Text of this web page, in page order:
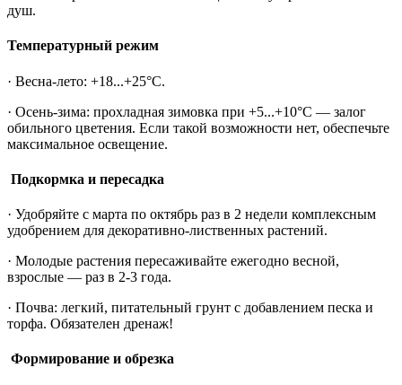
душ.
Температурный режим
· Весна-лето: +18...+25°C.
· Осень-зима: прохладная зимовка при +5...+10°C — залог
обильного цветения. Если такой возможности нет, обеспечьте
максимальное освещение.
Подкормка и пересадка
· Удобряйте с марта по октябрь раз в 2 недели комплексным
удобрением для декоративно-лиственных растений.
· Молодые растения пересаживайте ежегодно весной,
взрослые — раз в 2-3 года.
· Почва: легкий, питательный грунт с добавлением песка и
торфа. Обязателен дренаж!
Формирование и обрезка